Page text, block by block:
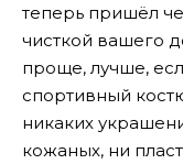
теперь пришёл
чисткой вашего
проще, лучше,
спортивный
никаких
кожаных, ни